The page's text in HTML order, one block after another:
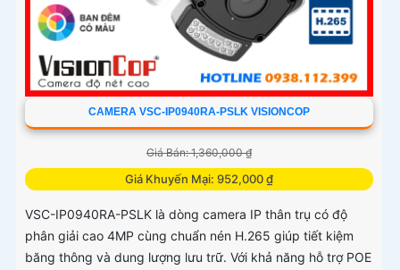
CAMERA VSC-IP0940RA-PSLK VISIONCOP
Giá Bán: 1,360,000 ₫
Giá Khuyến Mại: 952,000 ₫
VSC-IP0940RA-PSLK là dòng camera IP thân trụ có độ
phân giải cao 4MP cùng chuẩn nén H.265 giúp tiết kiệm
băng thông và dung lượng lưu trữ. Với khả năng hỗ trợ POE